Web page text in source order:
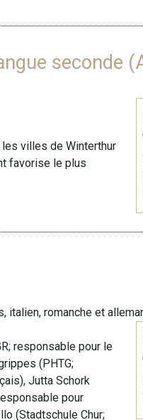
seconde
les villes de Winterthur
favorise le plus
romanche et
responsable pour le
(PHTG;
Jutta Schork
pour
(Stadtschule Chur;